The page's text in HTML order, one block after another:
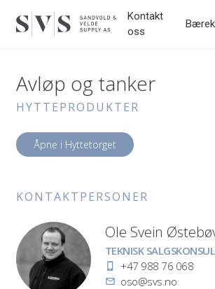
Kontakt
oss
Avløp og tanker
HYTTEPRODUKTER
Åpne i Hyttetorget
KONTAKT­PERSONER
Ole Svein
Stilling
TEKNISK
Telefon+47 988 76 068
E-
oso@svs.no